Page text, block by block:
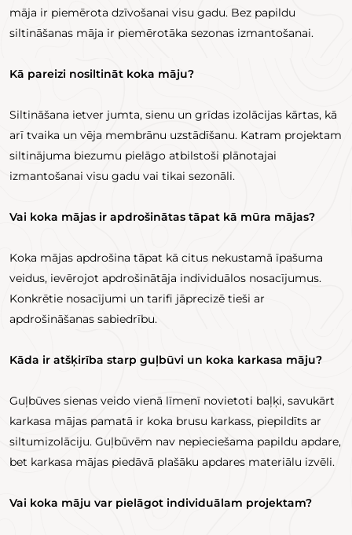
māja ir piemērota dzīvošanai visu gadu. Bez papildu
siltināšanas māja ir piemērotāka sezonas izmantošanai.
Kā pareizi nosiltināt koka māju?
Siltināšana ietver jumta, sienu un grīdas izolācijas kārtas, kā
arī tvaika un vēja membrānu uzstādīšanu. Katram projektam
siltinājuma biezumu pielāgo atbilstoši plānotajai
izmantošanai visu gadu vai tikai sezonāli.
Vai koka mājas ir apdrošinātas tāpat kā mūra mājas?
Koka mājas apdrošina tāpat kā citus nekustamā īpašuma
veidus, ievērojot apdrošinātāja individuālos nosacījumus.
Konkrētie nosacījumi un tarifi jāprecizē tieši ar
apdrošināšanas sabiedrību.
Kāda ir atšķirība starp guļbūvi un koka karkasa māju?
Guļbūves sienas veido vienā līmenī novietoti baļķi, savukārt
karkasa mājas pamatā ir koka brusu karkass, piepildīts ar
siltumizolāciju. Guļbūvēm nav nepieciešama papildu apdare,
bet karkasa mājas piedāvā plašāku apdares materiālu izvēli.
Vai koka māju var pielāgot individuālam projektam?